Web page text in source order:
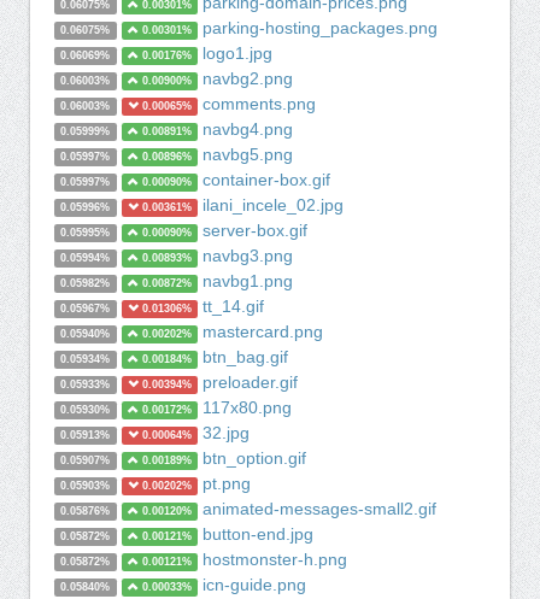
0.06075% 0.00301%
0.06075% 0.00301% parking-hosting_packages.png
0.06069% 0.00176% logo1.jpg
0.06003% 0.00900% navbg2.png
0.06003% 0.00065% comments.png
0.05999% 0.00891% navbg4.png
0.05997% 0.00896% navbg5.png
0.05997% 0.00090% container-box.gif
0.05996% 0.00361% ilani_incele_02.jpg
0.05995% 0.00090% server-box.gif
0.05994% 0.00893% navbg3.png
0.05982% 0.00872% navbg1.png
0.05967% 0.01306% tt_14.gif
0.05940% 0.00202% mastercard.png
0.05934% 0.00184% btn_bag.gif
0.05933% 0.00394% preloader.gif
0.05930% 0.00172% 117x80.png
0.05913% 0.00064% 32.jpg
0.05907% 0.00189% btn_option.gif
0.05903% 0.00202% pt.png
0.05876% 0.00120% animated-messages-small2.gif
0.05872% 0.00121% button-end.jpg
0.05872% 0.00121% hostmonster-h.png
0.05840% 0.00033% icn-guide.png